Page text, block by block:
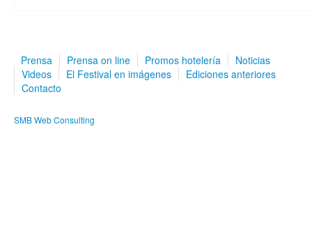
Prensa Prensa on line Promos hotelería
Noticias
Videos
El Festival en imágenes
Ediciones anteriores
Contacto
SMB Web Consulting